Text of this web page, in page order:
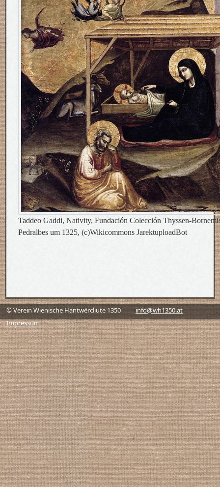
Taddeo Gaddi, Nativity, Fundación Colección Thyssen-
Pedralbes um 1325, (c)Wikicommons JarektuploadBot
© Verein Wienische Hantwërcliute 1350
info@wh1350.at
Impressum